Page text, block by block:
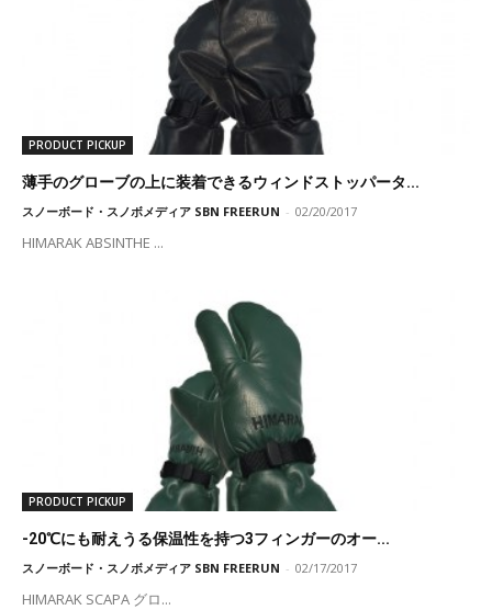
PRODUCT PICKUP
薄手のグローブの上に装着できるウィンドストッパータ...
スノーボード・スノボメディア SBN FREERUN - 02/20/2017
HIMARAK ABSINTHE ...
PRODUCT PICKUP
-20℃にも耐えうる保温性を持つ3フィンガーのオー...
スノーボード・スノボメディア SBN FREERUN - 02/17/2017
HIMARAK SCAPA グロ...